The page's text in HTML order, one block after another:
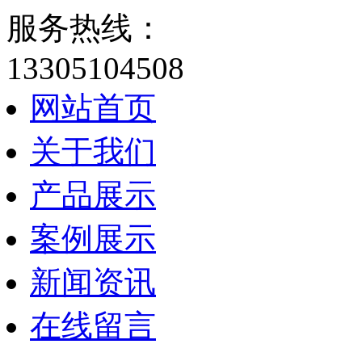
服务热线：
13305104508
网站首页
关于我们
产品展示
案例展示
新闻资讯
在线留言